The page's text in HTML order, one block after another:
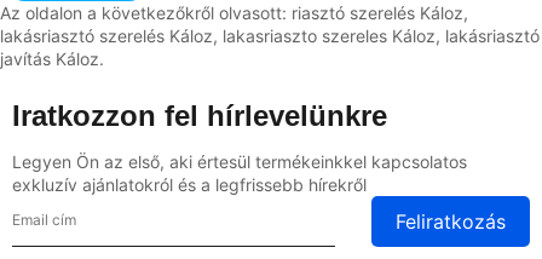
Az oldalon a következőkről olvasott: riasztó szerelés Káloz,
lakásriasztó szerelés Káloz, lakasriaszto szereles Káloz, lakásriasztó
javítás Káloz.
Iratkozzon fel hírlevelünkre
Legyen Ön az első, aki értesül termékeinkkel kapcsolatos
exkluzív ajánlatokról és a legfrissebb hírekről
Feliratkozás